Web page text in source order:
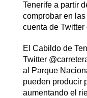
Tenerife a partir
comprobar en
cuenta de
El Cabildo de
Twitter
al Parque
pueden producir
aumentando el